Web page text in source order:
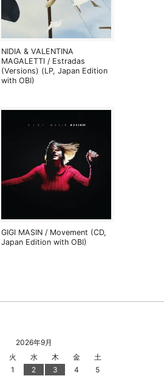
NIDIA & VALENTINA
MAGALETTI / Estradas
(Versions) (LP, Japan Edition
with OBI)
GIGI MASIN / Movement (CD,
Japan Edition with OBI)
2026年9月
火 水 木 金
土
1
2 3 4 5